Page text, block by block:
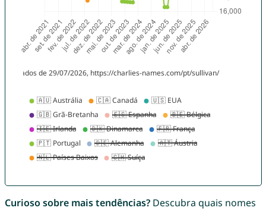
Curioso sobre mais tendências?Descubra quais nomes